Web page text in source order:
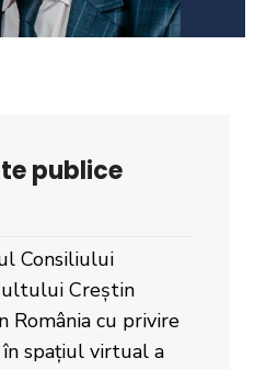
publice
Consiliului
Creștin
România cu privire
spațiul virtual a